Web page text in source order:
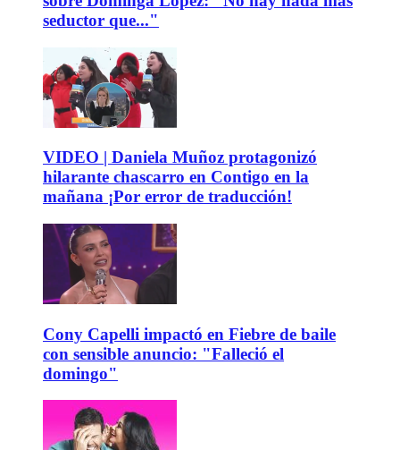
seductor que..."
VIDEO | Daniela Muñoz protagonizó
hilarante chascarro en Contigo en la
mañana ¡Por error de traducción!
Cony Capelli impactó en Fiebre de baile
con sensible anuncio: "Falleció el
domingo"